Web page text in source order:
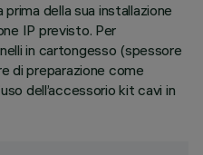
della sua installazione
IP previsto. Per
in cartongesso (spessore
di preparazione come
dell’accessorio kit cavi in